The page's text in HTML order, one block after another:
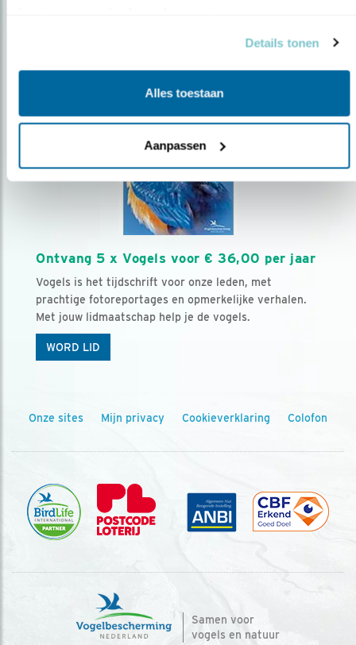
Details tonen
Alles toestaan
Aanpassen
Ontvang 5 x Vogels voor € 36,00 per jaar
Vogels is het tijdschrift voor onze leden, met
prachtige fotoreportages en opmerkelijke verhalen.
Met jouw lidmaatschap help je de vogels.
WORD LID
Onze sites Mijn privacy Cookieverklaring Colofon
Samen voor
vogels en natuur